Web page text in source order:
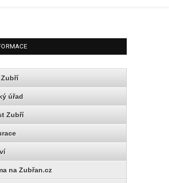
Zubří
úřad
Zubří
na Zubřan.cz